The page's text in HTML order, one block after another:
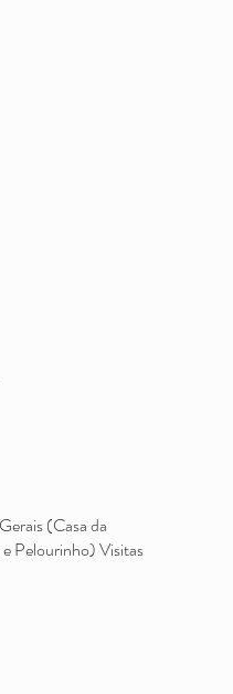
(Casa da
e Pelourinho) Visitas